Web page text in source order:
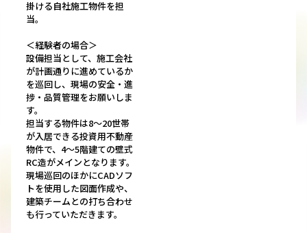
掛ける自社施工物件を担
当。
＜経験者の場合＞
設備担当として、施工会社
が計画通りに進めているか
を巡回し、現場の安全・進
捗・品質管理をお願いしま
す。
担当する物件は8～20世帯
が入居できる投資用不動産
物件で、4～5階建ての壁式
RC造がメインとなります。
現場巡回のほかにCADソフ
トを使用した図面作成や、
建築チームとの打ち合わせ
も行っていただきます。